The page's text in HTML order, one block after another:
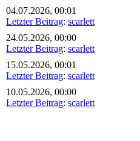
04.07.2026, 00:01
Letzter Beitrag: scarlett
24.05.2026, 00:00
Letzter Beitrag: scarlett
15.05.2026, 00:01
Letzter Beitrag: scarlett
10.05.2026, 00:00
Letzter Beitrag: scarlett